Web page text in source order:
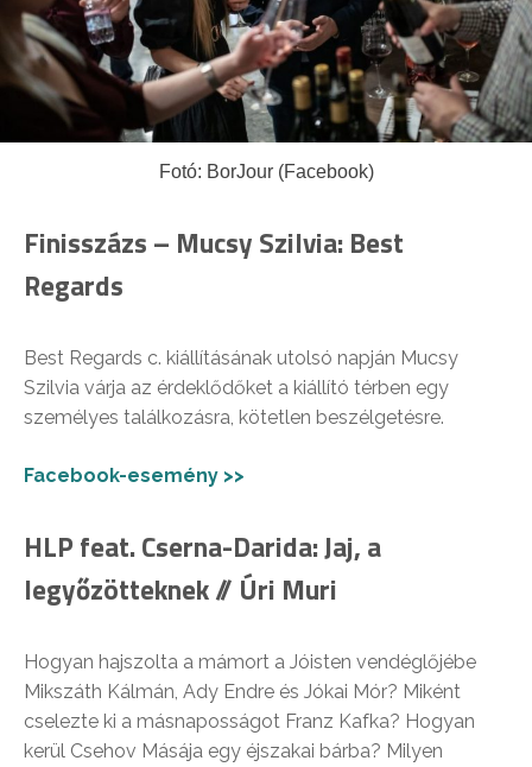
Fotó: BorJour (Facebook)
Finisszázs – Mucsy Szilvia: Best
Regards
Best Regards c. kiállításának utolsó napján Mucsy
Szilvia várja az érdeklődőket a kiállító térben egy
személyes találkozásra, kötetlen beszélgetésre.
Facebook-esemény >>
HLP feat. Cserna-Darida: Jaj, a
legyőzötteknek // Úri Muri
Hogyan hajszolta a mámort a Jóisten vendéglőjébe
Mikszáth Kálmán, Ady Endre és Jókai Mór? Miként
cselezte ki a másnaposságot Franz Kafka? Hogyan
kerül Csehov Másája egy éjszakai bárba? Milyen